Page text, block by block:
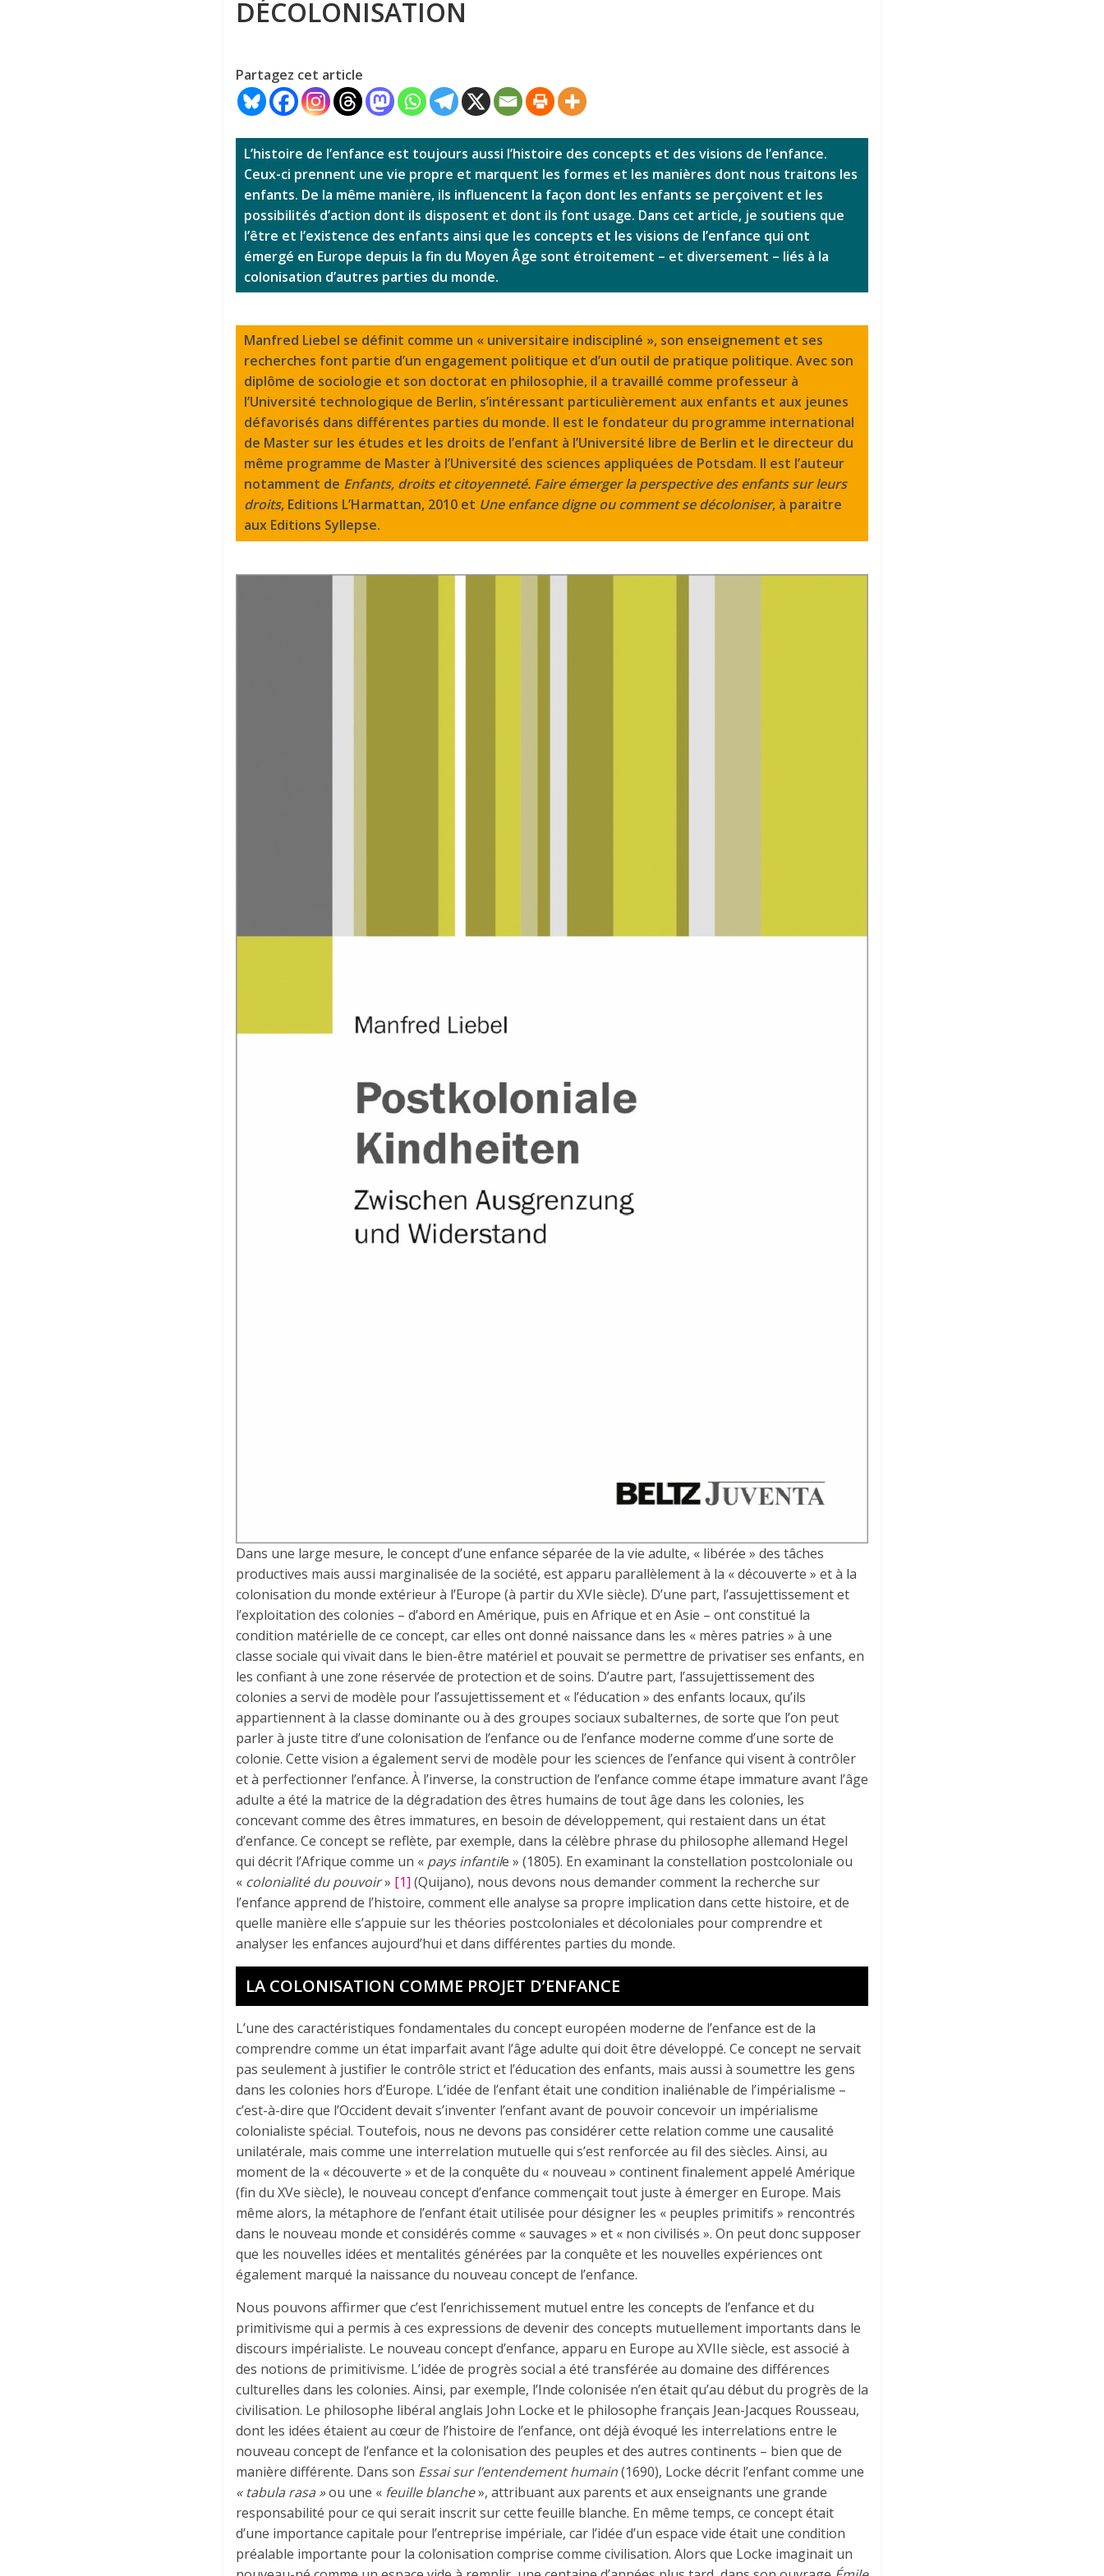
DÉCOLONISATION
Partagez cet article
L’histoire de l’enfance est toujours aussi l’histoire des concepts et des visions de l’enfance.
Ceux-ci prennent une vie propre et marquent les formes et les manières dont nous traitons les
enfants. De la même manière, ils influencent la façon dont les enfants se perçoivent et les
possibilités d’action dont ils disposent et dont ils font usage. Dans cet article, je soutiens que
l’être et l’existence des enfants ainsi que les concepts et les visions de l’enfance qui ont
émergé en Europe depuis la fin du Moyen Âge sont étroitement – et diversement – liés à la
colonisation d’autres parties du monde.
Manfred Liebel se définit comme un « universitaire indiscipliné », son enseignement et ses
recherches font partie d’un engagement politique et d’un outil de pratique politique. Avec son
diplôme de sociologie et son doctorat en philosophie, il a travaillé comme professeur à
l’Université technologique de Berlin, s’intéressant particulièrement aux enfants et aux jeunes
défavorisés dans différentes parties du monde. Il est le fondateur du programme international
de Master sur les études et les droits de l’enfant à l’Université libre de Berlin et le directeur du
même programme de Master à l’Université des sciences appliquées de Potsdam. Il est l’auteur
notamment de Enfants, droits et citoyenneté. Faire émerger la perspective des enfants sur leurs
droits, Editions L’Harmattan, 2010 et Une enfance digne ou comment se décoloniser, à paraitre
aux Editions Syllepse.
Dans une large mesure, le concept d’une enfance séparée de la vie adulte, « libérée » des tâches
productives mais aussi marginalisée de la société, est apparu parallèlement à la « découverte » et à la
colonisation du monde extérieur à l’Europe (à partir du XVIe siècle). D’une part, l’assujettissement et
l’exploitation des colonies – d’abord en Amérique, puis en Afrique et en Asie – ont constitué la
condition matérielle de ce concept, car elles ont donné naissance dans les « mères patries » à une
classe sociale qui vivait dans le bien-être matériel et pouvait se permettre de privatiser ses enfants, en
les confiant à une zone réservée de protection et de soins. D’autre part, l’assujettissement des
colonies a servi de modèle pour l’assujettissement et « l’éducation » des enfants locaux, qu’ils
appartiennent à la classe dominante ou à des groupes sociaux subalternes, de sorte que l’on peut
parler à juste titre d’une colonisation de l’enfance ou de l’enfance moderne comme d’une sorte de
colonie. Cette vision a également servi de modèle pour les sciences de l’enfance qui visent à contrôler
et à perfectionner l’enfance. À l’inverse, la construction de l’enfance comme étape immature avant l’âge
adulte a été la matrice de la dégradation des êtres humains de tout âge dans les colonies, les
concevant comme des êtres immatures, en besoin de développement, qui restaient dans un état
d’enfance. Ce concept se reflète, par exemple, dans la célèbre phrase du philosophe allemand Hegel
qui décrit l’Afrique comme un « pays infantile » (1805). En examinant la constellation postcoloniale ou
« colonialité du pouvoir» [1] (Quijano), nous devons nous demander comment la recherche sur
l’enfance apprend de l’histoire, comment elle analyse sa propre implication dans cette histoire, et de
quelle manière elle s’appuie sur les théories postcoloniales et décoloniales pour comprendre et
analyser les enfances aujourd’hui et dans différentes parties du monde.
LA COLONISATION COMME PROJET D’ENFANCE
L’une des caractéristiques fondamentales du concept européen moderne de l’enfance est de la
comprendre comme un état imparfait avant l’âge adulte qui doit être développé. Ce concept ne servait
pas seulement à justifier le contrôle strict et l’éducation des enfants, mais aussi à soumettre les gens
dans les colonies hors d’Europe. L’idée de l’enfant était une condition inaliénable de l’impérialisme –
c’est-à-dire que l’Occident devait s’inventer l’enfant avant de pouvoir concevoir un impérialisme
colonialiste spécial. Toutefois, nous ne devons pas considérer cette relation comme une causalité
unilatérale, mais comme une interrelation mutuelle qui s’est renforcée au fil des siècles. Ainsi, au
moment de la « découverte » et de la conquête du « nouveau » continent finalement appelé Amérique
(fin du XVe siècle), le nouveau concept d’enfance commençait tout juste à émerger en Europe. Mais
même alors, la métaphore de l’enfant était utilisée pour désigner les « peuples primitifs » rencontrés
dans le nouveau monde et considérés comme « sauvages » et « non civilisés ». On peut donc supposer
que les nouvelles idées et mentalités générées par la conquête et les nouvelles expériences ont
également marqué la naissance du nouveau concept de l’enfance.
Nous pouvons affirmer que c’est l’enrichissement mutuel entre les concepts de l’enfance et du
primitivisme qui a permis à ces expressions de devenir des concepts mutuellement importants dans le
discours impérialiste. Le nouveau concept d’enfance, apparu en Europe au XVIIe siècle, est associé à
des notions de primitivisme. L’idée de progrès social a été transférée au domaine des différences
culturelles dans les colonies. Ainsi, par exemple, l’Inde colonisée n’en était qu’au début du progrès de la
civilisation. Le philosophe libéral anglais John Locke et le philosophe français Jean-Jacques Rousseau,
dont les idées étaient au cœur de l’histoire de l’enfance, ont déjà évoqué les interrelations entre le
nouveau concept de l’enfance et la colonisation des peuples et des autres continents – bien que de
manière différente. Dans son Essai sur l’entendement humain(1690), Locke décrit l’enfant comme une
« tabula rasa »ou une « feuille blanche», attribuant aux parents et aux enseignants une grande
responsabilité pour ce qui serait inscrit sur cette feuille blanche. En même temps, ce concept était
d’une importance capitale pour l’entreprise impériale, car l’idée d’un espace vide était une condition
préalable importante pour la colonisation comprise comme civilisation. Alors que Locke imaginait un